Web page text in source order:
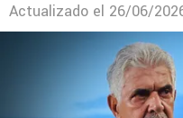
Actualizado el 26/06/